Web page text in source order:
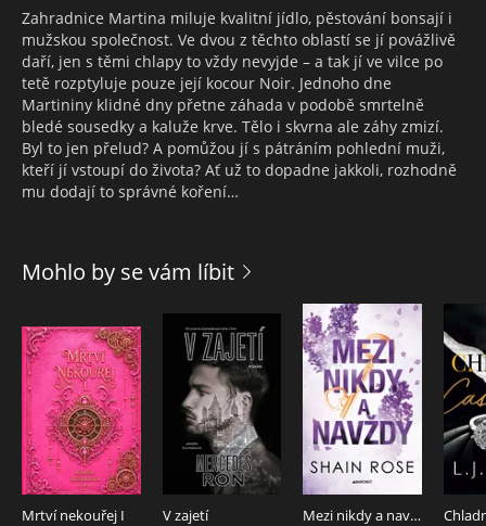
Zahradnice Martina miluje kvalitní jídlo, pěstování bonsají i
mužskou společnost. Ve dvou z těchto oblastí se jí povážlivě
daří, jen s těmi chlapy to vždy nevyjde – a tak jí ve vilce po
tetě rozptyluje pouze její kocour Noir. Jednoho dne
Martininy klidné dny přetne záhada v podobě smrtelně
bledé sousedky a kaluže krve. Tělo i skvrna ale záhy zmizí.
Byl to jen přelud? A pomůžou jí s pátráním pohlední muži,
kteří jí vstoupí do života? Ať už to dopadne jakkoli, rozhodně
mu dodají to správné koření…
Mohlo by se vám líbit
Mrtví nekouřej I V zajetí Mezi nikdy a navždy